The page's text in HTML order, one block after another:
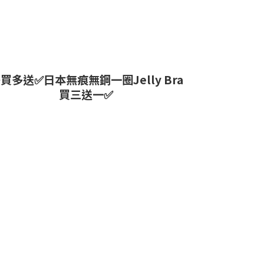
多送✅️日本無痕無鋼一圈Jelly Bra
買三送一✅️